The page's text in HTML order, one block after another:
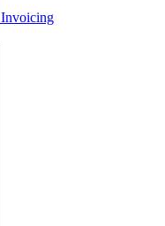
Invoicing